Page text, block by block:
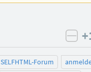
SELFHTML-Forum